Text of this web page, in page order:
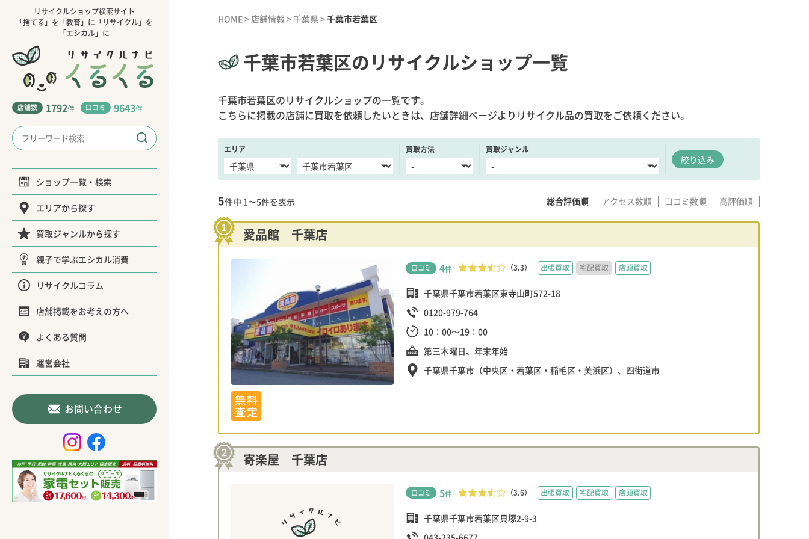
リサイクルショップ検索サイト
「捨てる」を「教育」に「リサイクル」を
「エシカル」に
店舗数 1792件 口コミ 9643件
ショップ一覧・検索
エリアから探す
買取ジャンルから探す
親子で学ぶエシカル消費
リサイクルコラム
店舗掲載をお考えの方へ
よくある質問
運営会社
お問い合わせ
HOME> 店舗情報 >千葉県 >千葉市若葉区
千葉市若葉区のリサイクルショップ一覧
千葉市若葉区のリサイクルショップの一覧です。
こちらに掲載の店舗に買取を依頼したいときは、店舗詳細ページよりリサイクル品の買取をご依頼ください。
エリア 買取方法 買取ジャンル
絞り込み
5件中 1〜5件を表示 総合評価順 アクセス数順 口コミ数順 高評価順
愛品館 千葉店
口コミ 4件 （3.3） 出張買取 宅配買取 店頭買取
千葉県千葉市若葉区東寺山町572-18
0120-979-764
10：00～19：00
第三木曜日、年末年始
千葉県千葉市（中央区・若葉区・稲毛区・美浜区）、四街道市
寄楽屋 千葉店
口コミ 5件 （3.6） 出張買取 宅配買取 店頭買取
千葉県千葉市若葉区貝塚2-9-3